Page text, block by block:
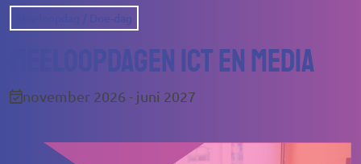
Meeloopdag / Doe-dag
Meeloopdagen ICT en media
november 2026 - juni 2027